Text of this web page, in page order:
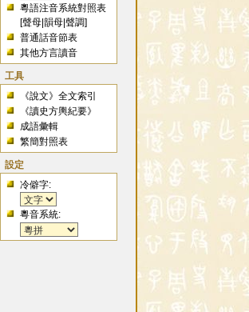
粵語注音系統對照表
[聲母 |韻母 |聲調]
普通話音節表
其他方言讀音
工具
《說文》全文索引
《讀史方輿紀要》
成語彙輯
繁簡對照表
設定
冷僻字:
粵音系統: